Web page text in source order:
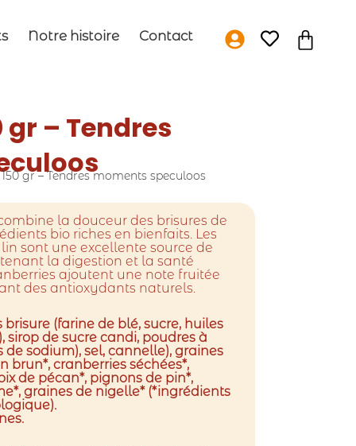
Notre histoire Contact
gr – Tendres
gr – Tendres moments speculoos
la douceur des brisures de
bio riches en bienfaits. Les
sont une excellente source de
la digestion et la santé
ajoutent une note fruitée
des antioxydants naturels.
brisure (farine de blé, sucre, huiles
sirop de sucre candi, poudres à
sodium), sel, cannelle), graines
brun*, cranberries séchées*,
de pécan*, pignons de pin*,
graines de nigelle* (*ingrédients